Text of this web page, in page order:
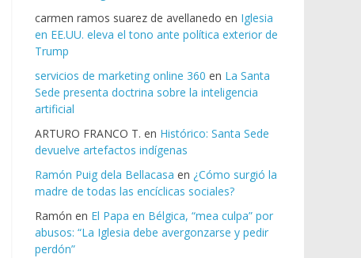
carmen ramos suarez de avellanedo en Iglesia
en EE.UU. eleva el tono ante política exterior de
Trump
servicios de marketing online 360 en La Santa
Sede presenta doctrina sobre la inteligencia
artificial
ARTURO FRANCO T. en Histórico: Santa Sede
devuelve artefactos indígenas
Ramón Puig dela Bellacasa en ¿Cómo surgió la
madre de todas las encíclicas sociales?
Ramón en El Papa en Bélgica, “mea culpa” por
abusos: “La Iglesia debe avergonzarse y pedir
perdón”